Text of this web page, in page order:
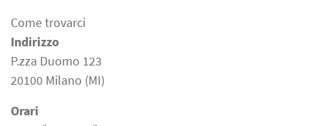
Come trovarci
Indirizzo
P.zza Duomo 123
20100 Milano (MI)
Orari